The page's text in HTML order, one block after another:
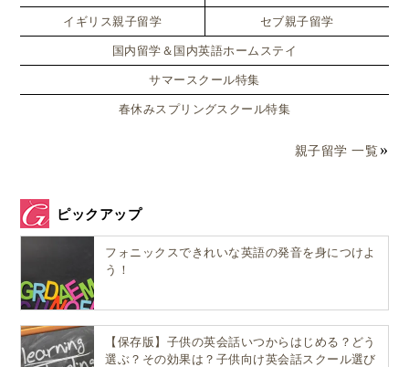
イギリス親子留学 セブ親子留学
国内留学＆国内英語ホームステイ
サマースクール特集
春休みスプリングスクール特集
親子留学 一覧
ピックアップ
フォニックスできれいな英語の発音を身につけよ
う！
【保存版】子供の英会話いつからはじめる？どう
選ぶ？その効果は？子供向け英会話スクール選び